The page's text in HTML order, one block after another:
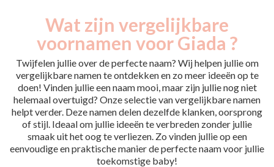
Wat zijn vergelijkbare
voornamen voor Giada ?
Twijfelen jullie over de perfecte naam? Wij helpen jullie om
vergelijkbare namen te ontdekken en zo meer ideeën op te
doen! Vinden jullie een naam mooi, maar zijn jullie nog niet
helemaal overtuigd? Onze selectie van vergelijkbare namen
helpt verder. Deze namen delen dezelfde klanken, oorsprong
of stijl. Ideaal om jullie ideeën te verbreden zonder jullie
smaak uit het oog te verliezen. Zo vinden jullie op een
eenvoudige en praktische manier de perfecte naam voor jullie
toekomstige baby!